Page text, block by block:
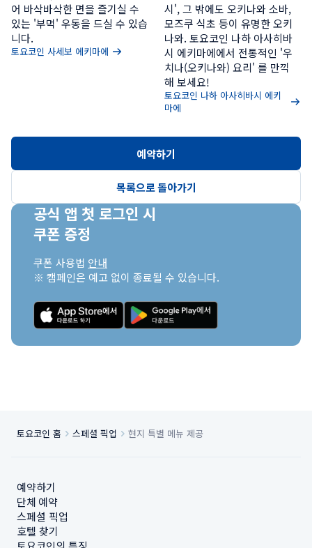
어 바삭바삭한 면을 즐기실 수
있는 '부먹' 우동을 드실 수 있습
니다.
토요코인 사세보 에키마에
시', 그 밖에도 오키나와 소바,
모즈쿠 식초 등이 유명한 오키
나와. 토요코인 나하 아사히바
시 에키마에에서 전통적인 '우
치나(오키나와) 요리' 를 만끽
해 보세요!
토요코인 나하 아사히바시 에키
마에
예약하기
목록으로 돌아가기
공식 앱 첫 로그인 시
쿠폰 증정
쿠폰 사용법 안내
※ 캠페인은 예고 없이 종료될 수 있습니다.
토요코인 홈 스페셜 픽업 현지 특별 메뉴 제공
예약하기
단체 예약
스페셜 픽업
호텔 찾기